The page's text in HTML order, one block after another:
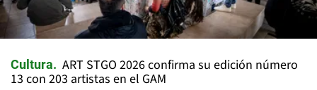
Cultura
ART STGO 2026 confirma su edición número
13 con 203 artistas en el GAM